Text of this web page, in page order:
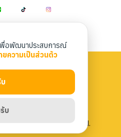
|Terms & Conditions
Kaiyang. All rights reserved.
พื่อพัฒนาประสบการณ์
ยความเป็นส่วนตัว
บ